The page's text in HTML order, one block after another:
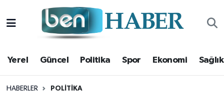
Yerel Güncel Politika Spor Ekonomi Sağlık
HABERLER POLITIKA
Yerel
Güncel
Politika
Hava Durumu
Trafik Durumu
Süper Lig Puan Durumu ve Fikstür